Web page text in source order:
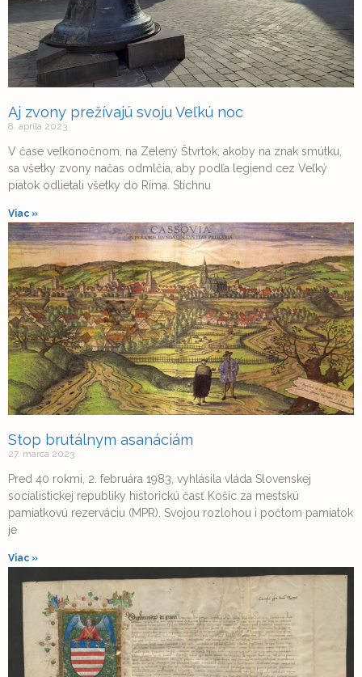
Aj zvony prežívajú svoju Veľkú noc
8. apríla 2023
V čase veľkonočnom, na Zelený Štvrtok, akoby na znak smútku,
sa všetky zvony načas odmlčia, aby podľa legiend cez Veľký
piatok odlietali všetky do Ríma. Stíchnu
Viac »
Stop brutálnym asanáciám
27. marca 2023
Pred 40 rokmi, 2. februára 1983, vyhlásila vláda Slovenskej
socialistickej republiky historickú časť Košíc za mestskú
pamiatkovú rezerváciu (MPR). Svojou rozlohou i počtom pamiatok
je
Viac »